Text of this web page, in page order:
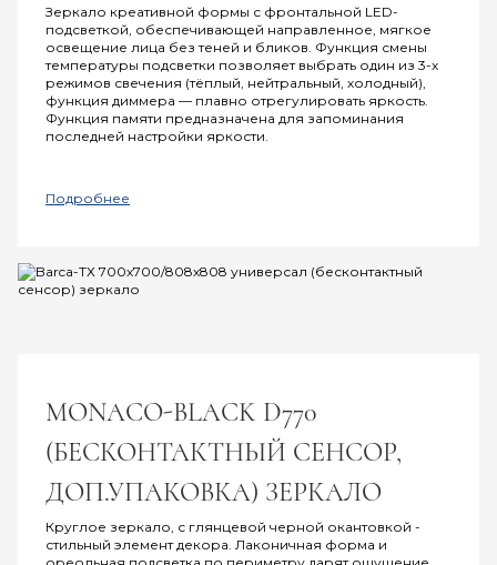
Зеркало креативной формы с фронтальной LED-
подсветкой, обеспечивающей направленное, мягкое
освещение лица без теней и бликов. Функция смены
температуры подсветки позволяет выбрать один из 3-х
режимов свечения (тёплый, нейтральный, холодный),
функция диммера — плавно отрегулировать яркость.
Функция памяти предназначена для запоминания
последней настройки яркости.
Подробнее
MONACO-BLACK D770
(БЕСКОНТАКТНЫЙ СЕНСОР,
ДОП.УПАКОВКА) ЗЕРКАЛО
Круглое зеркало, с глянцевой черной окантовкой -
стильный элемент декора. Лаконичная форма и